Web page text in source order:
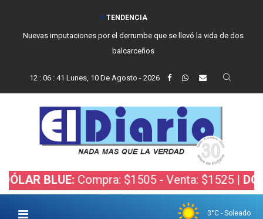
TENDENCIA
Nuevas imputaciones por el derrumbe que se llevó la vida de dos
balcarceños
12 : 06 : 42 Lunes, 10 De Agosto - 2026
BLUE:Compra: $1505 - Venta: $1525 |DÓLAR
3°C - Soleado